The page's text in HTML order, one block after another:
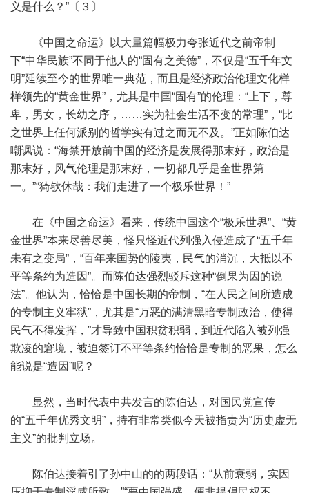
义是什么？”〔３〕
《中国之命运》以大量篇幅极力夸张近代之前帝制
下“中华民族”不同于他人的“固有之美德”，不仅是“五千年文
明”延续至今的世界唯一典范，而且是经济政治伦理文化样
样领先的“黄金世界”，尤其是中国“固有”的伦理：“上下，尊
卑，男女，长幼之序，……实为社会生活不变的常理”，“比
之世界上任何派别的哲学实有过之而无不及。”正如陈伯达
嘲讽说：“海禁开放前中国的经济是发展得那末好，政治是
那末好，风气伦理是那末好，一切都几乎是全世界第
一。”“猗欤休哉：我们走进了一个极乐世界！”
在《中国之命运》看来，传统中国这个“极乐世界”、“黄
金世界”本来尽善尽美，怪只怪近代列强入侵造成了“五千年
未有之变局”，“百年来国势的陵夷，民气的消沉，大抵以不
平等条约为造因”。而陈伯达强烈驳斥这种“倒果为因的说
法”。他认为，恰恰是中国长期的帝制，“在人民之间所造成
的专制主义牢狱”，尤其是“万恶的满清黑暗专制政治，使得
民气不得发挥，”才导致中国积贫积弱，到近代陷入被列强
欺凌的窘境，被迫签订不平等条约恰恰是专制的恶果，怎么
能说是“造因”呢？
显然，当时代表中共发言的陈伯达，对国民党宣传
的“五千年优秀文明”，持有非常类似今天被指责为“历史虚无
主义”的批判立场。
陈伯达接着引了孙中山的的两段话：“从前衰弱，实因